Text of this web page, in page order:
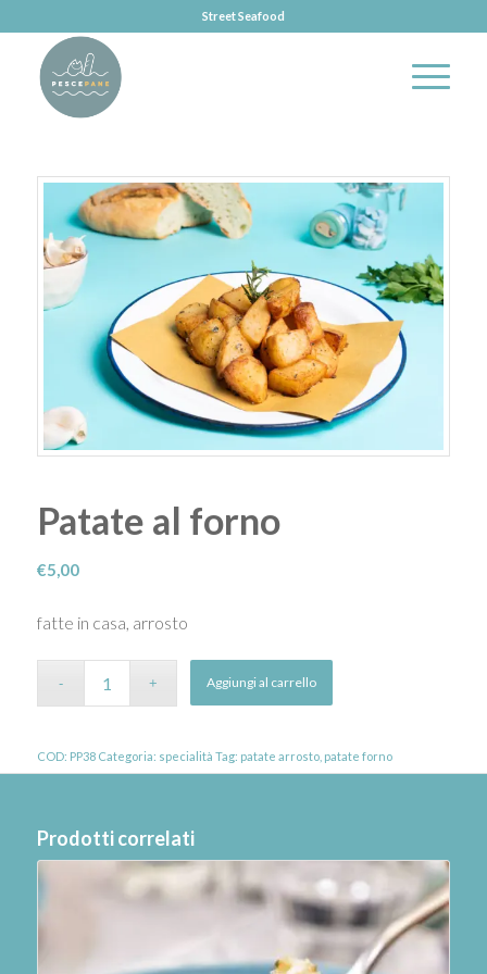
Street Seafood
Patate al forno
€5,00
fatte in casa, arrosto
Aggiungi al carrello
COD: PP38 Categoria: specialità Tag: patate arrosto, patate forno
Prodotti correlati